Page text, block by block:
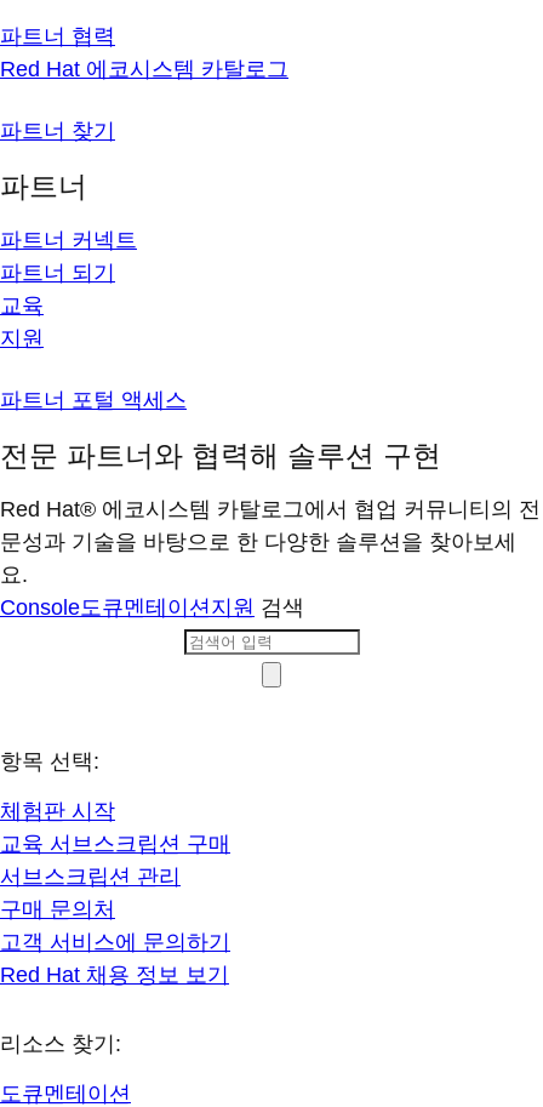
파트너 협력
Red Hat 에코시스템 카탈로그
파트너 찾기
파트너
파트너 커넥트
파트너 되기
교육
지원
파트너 포털 액세스
전문 파트너와 협력해 솔루션 구현
Red Hat® 에코시스템 카탈로그에서 협업 커뮤니티의 전
문성과 기술을 바탕으로 한 다양한 솔루션을 찾아보세
요.
Console도큐멘테이션지원 검색
항목 선택:
체험판 시작
교육 서브스크립션 구매
서브스크립션 관리
구매 문의처
고객 서비스에 문의하기
Red Hat 채용 정보 보기
리소스 찾기:
도큐멘테이션